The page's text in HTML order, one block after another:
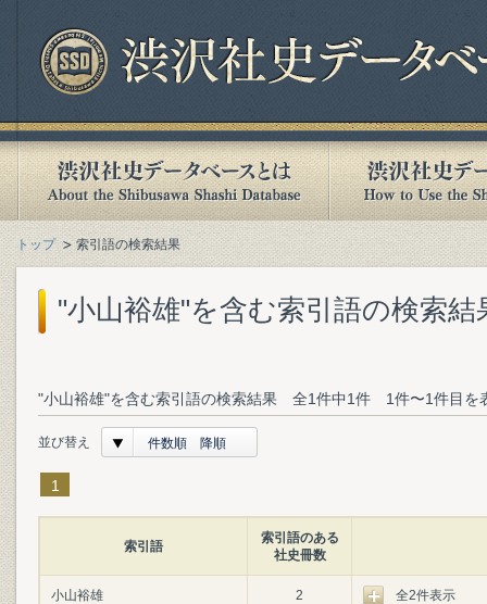
トップ 索引語の検索結果
"小山裕雄"を含む索引語の検索結
"小山裕雄"を含む索引語の検索結果 全1件中1件 1件〜1件目を
並び替え 件数順 降順
1
索引語
索引語のある
社史冊数
小山裕雄 2 全2件表示